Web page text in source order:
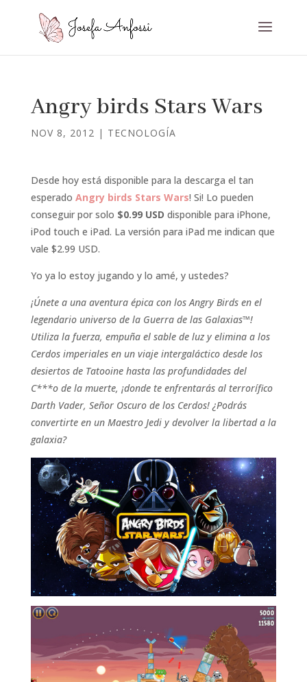
Angry birds Stars Wars
NOV 8, 2012 | TECNOLOGÍA
Desde hoy está disponible para la descarga el tan
esperado Angry birds Stars Wars! Si! Lo pueden
conseguir por solo $0.99 USD disponible para iPhone,
iPod touch e iPad. La versión para iPad me indican que
vale $2.99 USD.
Yo ya lo estoy jugando y lo amé, y ustedes?
¡Únete a una aventura épica con los Angry Birds en el
legendario universo de la Guerra de las Galaxias™!
Utiliza la fuerza, empuña el sable de luz y elimina a los
Cerdos imperiales en un viaje intergaláctico desde los
desiertos de Tatooine hasta las profundidades del
C***o de la muerte, ¡donde te enfrentarás al terrorífico
Darth Vader, Señor Oscuro de los Cerdos! ¿Podrás
convertirte en un Maestro Jedi y devolver la libertad a la
galaxia?